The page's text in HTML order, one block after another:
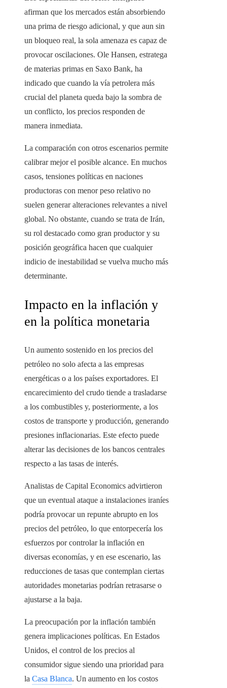
afirman que los mercados están absorbiendo
una prima de riesgo adicional, y que aun sin
un bloqueo real, la sola amenaza es capaz de
provocar oscilaciones. Ole Hansen, estratega
de materias primas en Saxo Bank, ha
indicado que cuando la vía petrolera más
crucial del planeta queda bajo la sombra de
un conflicto, los precios responden de
manera inmediata.
La comparación con otros escenarios permite
calibrar mejor el posible alcance. En muchos
casos, tensiones políticas en naciones
productoras con menor peso relativo no
suelen generar alteraciones relevantes a nivel
global. No obstante, cuando se trata de Irán,
su rol destacado como gran productor y su
posición geográfica hacen que cualquier
indicio de inestabilidad se vuelva mucho más
determinante.
Impacto en la inflación y
en la política monetaria
Un aumento sostenido en los precios del
petróleo no solo afecta a las empresas
energéticas o a los países exportadores. El
encarecimiento del crudo tiende a trasladarse
a los combustibles y, posteriormente, a los
costos de transporte y producción, generando
presiones inflacionarias. Este efecto puede
alterar las decisiones de los bancos centrales
respecto a las tasas de interés.
Analistas de Capital Economics advirtieron
que un eventual ataque a instalaciones iraníes
podría provocar un repunte abrupto en los
precios del petróleo, lo que entorpecería los
esfuerzos por controlar la inflación en
diversas economías, y en ese escenario, las
reducciones de tasas que contemplan ciertas
autoridades monetarias podrían retrasarse o
ajustarse a la baja.
La preocupación por la inflación también
genera implicaciones políticas. En Estados
Unidos, el control de los precios al
consumidor sigue siendo una prioridad para
la Casa Blanca. Un aumento en los costos